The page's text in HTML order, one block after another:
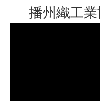
播州織工業